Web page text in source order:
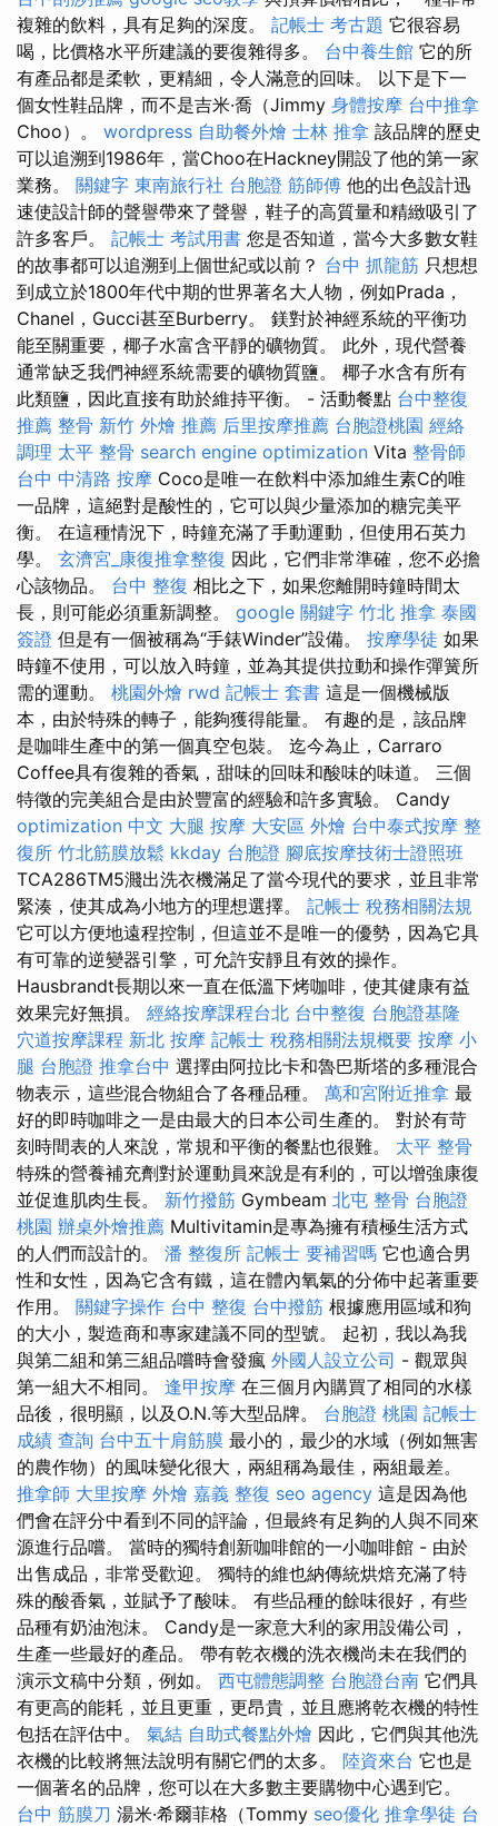
複雜的飲料，具有足夠的深度。 記帳士 考古題 它很容易
喝，比價格水平所建議的要復雜得多。 台中養生館 它的所
有產品都是柔軟，更精細，令人滿意的回味。 以下是下一
個女性鞋品牌，而不是吉米·喬（Jimmy 身體按摩 台中推拿
Choo）。 wordpress 自助餐外燴 士林 推拿 該品牌的歷史
可以追溯到1986年，當Choo在Hackney開設了他的第一家
業務。 關鍵字 東南旅行社 台胞證 筋師傅 他的出色設計迅
速使設計師的聲譽帶來了聲譽，鞋子的高質量和精緻吸引了
許多客戶。 記帳士 考試用書 您是否知道，當今大多數女鞋
的故事都可以追溯到上個世紀或以前？ 台中 抓龍筋 只想想
到成立於1800年代中期的世界著名大人物，例如Prada，
Chanel，Gucci甚至Burberry。 鎂對於神經系統的平衡功
能至關重要，椰子水富含平靜的礦物質。 此外，現代營養
通常缺乏我們神經系統需要的礦物質鹽。 椰子水含有所有
此類鹽，因此直接有助於維持平衡。 - 活動餐點 台中整復
推薦 整骨 新竹 外燴 推薦 后里按摩推薦 台胞證桃園 經絡
調理 太平 整骨 search engine optimization Vita 整骨師
台中 中清路 按摩 Coco是唯一在飲料中添加維生素C的唯
一品牌，這絕對是酸性的，它可以與少量添加的糖完美平
衡。 在這種情況下，時鐘充滿了手動運動，但使用石英力
學。 玄濟宮_康復推拿整復 因此，它們非常準確，您不必擔
心該物品。 台中 整復 相比之下，如果您離開時鐘時間太
長，則可能必須重新調整。 google 關鍵字 竹北 推拿 泰國
簽證 但是有一個被稱為“手錶Winder”設備。 按摩學徒 如果
時鐘不使用，可以放入時鐘，並為其提供拉動和操作彈簧所
需的運動。 桃園外燴 rwd 記帳士 套書 這是一個機械版
本，由於特殊的轉子，能夠獲得能量。 有趣的是，該品牌
是咖啡生產中的第一個真空包裝。 迄今為止，Carraro
Coffee具有復雜的香氣，甜味的回味和酸味的味道。 三個
特徵的完美組合是由於豐富的經驗和許多實驗。 Candy
optimization 中文 大腿 按摩 大安區 外燴 台中泰式按摩 整
復所 竹北筋膜放鬆 kkday 台胞證 腳底按摩技術士證照班
TCA286TM5濺出洗衣機滿足了當今現代的要求，並且非常
緊湊，使其成為小地方的理想選擇。 記帳士 稅務相關法規
它可以方便地遠程控制，但這並不是唯一的優勢，因為它具
有可靠的逆變器引擎，可允許安靜且有效的操作。
Hausbrandt長期以來一直在低溫下烤咖啡，使其健康有益
效果完好無損。 經絡按摩課程台北 台中整復 台胞證基隆
穴道按摩課程 新北 按摩 記帳士 稅務相關法規概要 按摩 小
腿 台胞證 推拿台中 選擇由阿拉比卡和魯巴斯塔的多種混合
物表示，這些混合物組合了各種品種。 萬和宮附近推拿 最
好的即時咖啡之一是由最大的日本公司生產的。 對於有苛
刻時間表的人來說，常規和平衡的餐點也很難。 太平 整骨
特殊的營養補充劑對於運動員來說是有利的，可以增強康復
並促進肌肉生長。 新竹撥筋 Gymbeam 北屯 整骨 台胞證
桃園 辦桌外燴推薦 Multivitamin是專為擁有積極生活方式
的人們而設計的。 潘 整復所 記帳士 要補習嗎 它也適合男
性和女性，因為它含有鐵，這在體內氧氣的分佈中起著重要
作用。 關鍵字操作 台中 整復 台中撥筋 根據應用區域和狗
的大小，製造商和專家建議不同的型號。 起初，我以為我
與第二組和第三組品嚐時會發瘋 外國人設立公司 - 觀眾與
第一組大不相同。 逢甲按摩 在三個月內購買了相同的水樣
品後，很明顯，以及O.N.等大型品牌。 台胞證 桃園 記帳士
成績 查詢 台中五十肩筋膜 最小的，最少的水域（例如無害
的農作物）的風味變化很大，兩組稱為最佳，兩組最差。
推拿師 大里按摩 外燴 嘉義 整復 seo agency 這是因為他
們會在評分中看到不同的評論，但最終有足夠的人與不同來
源進行品嚐。 當時的獨特創新咖啡館的一小咖啡館 - 由於
出售成品，非常受歡迎。 獨特的維也納傳統烘焙充滿了特
殊的酸香氣，並賦予了酸味。 有些品種的餘味很好，有些
品種有奶油泡沫。 Candy是一家意大利的家用設備公司，
生產一些最好的產品。 帶有乾衣機的洗衣機尚未在我們的
演示文稿中分類，例如。 西屯體態調整 台胞證台南 它們具
有更高的能耗，並且更重，更昂貴，並且應將乾衣機的特性
包括在評估中。 氣結 自助式餐點外燴 因此，它們與其他洗
衣機的比較將無法說明有關它們的太多。 陸資來台 它也是
一個著名的品牌，您可以在大多數主要購物中心遇到它。
台中 筋膜刀 湯米·希爾菲格（Tommy seo優化 推拿學徒 台